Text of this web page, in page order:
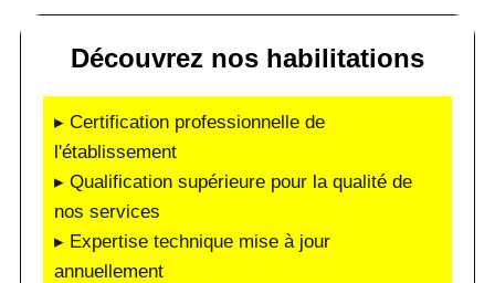
Découvrez nos habilitations
▸ Certification professionnelle de
l'établissement
▸ Qualification supérieure pour la qualité de
nos services
▸ Expertise technique mise à jour
annuellement